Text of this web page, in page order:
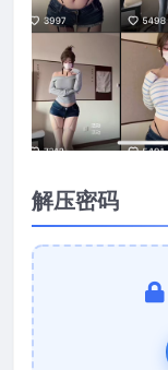
解压密码